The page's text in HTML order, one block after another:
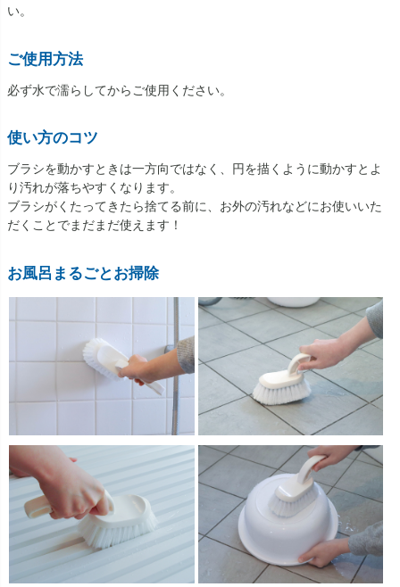
い。
ご使用方法
必ず水で濡らしてからご使用ください。
使い方のコツ
ブラシを動かすときは一方向ではなく、円を描くように動かすとよ
り汚れが落ちやすくなります。
ブラシがくたってきたら捨てる前に、お外の汚れなどにお使いいた
だくことでまだまだ使えます！
お風呂まるごとお掃除